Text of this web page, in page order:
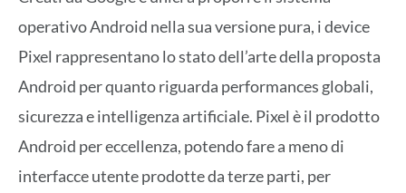
operativo Android nella sua versione pura, i device
Pixel rappresentano lo stato dell’arte della proposta
Android per quanto riguarda performances globali,
sicurezza e intelligenza artificiale. Pixel è il prodotto
Android per eccellenza, potendo fare a meno di
interfacce utente prodotte da terze parti, per